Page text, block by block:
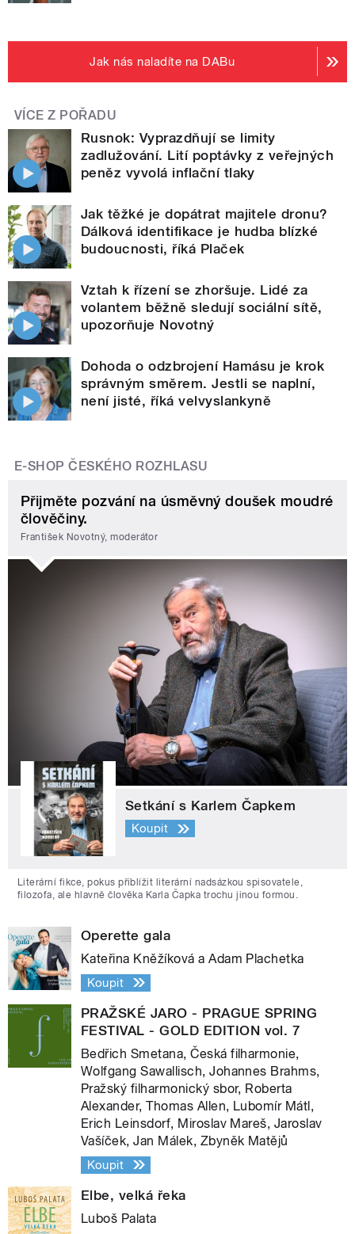
Jak nás naladíte na DABu
VÍCE Z POŘADU
Rusnok: Vyprazdňují se limity
zadlužování. Lití poptávky z veřejných
peněz vyvolá inflační tlaky
Jak těžké je dopátrat majitele dronu?
Dálková identifikace je hudba blízké
budoucnosti, říká Plaček
Vztah k řízení se zhoršuje. Lidé za
volantem běžně sledují sociální sítě,
upozorňuje Novotný
Dohoda o odzbrojení Hamásu je krok
správným směrem. Jestli se naplní,
není jisté, říká velvyslankyně
E-SHOP ČESKÉHO ROZHLASU
Přijměte pozvání na úsměvný doušek moudré
člověčiny.
František Novotný, moderátor
Setkání s Karlem Čapkem
Koupit
Literární fikce, pokus přiblížit literární nadsázkou spisovatele,
filozofa, ale hlavně člověka Karla Čapka trochu jinou formou.
Operette gala
Kateřina Kněžíková a Adam Plachetka
Koupit
PRAŽSKÉ JARO - PRAGUE SPRING
FESTIVAL - GOLD EDITION vol. 7
Bedřich Smetana, Česká filharmonie,
Wolfgang Sawallisch, Johannes Brahms,
Pražský filharmonický sbor, Roberta
Alexander, Thomas Allen, Lubomír Mátl,
Erich Leinsdorf, Miroslav Mareš, Jaroslav
Vašíček, Jan Málek, Zbyněk Matějů
Koupit
Elbe, velká řeka
Luboš Palata